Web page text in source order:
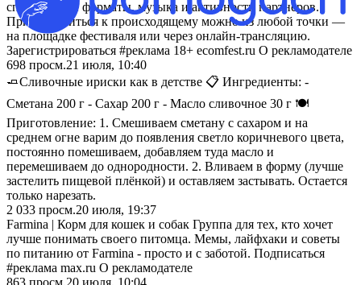
специальные форматы, музыка и активности партнёров.
Присоединиться к происходящему можно из любой точки —
на площадке фестиваля или через онлайн-трансляцию.
Зарегистрироваться #реклама 18+ ecomfest.ru О рекламодателе
698 просм.21 июля, 10:40
🧈Сливочные ириски как в детстве 📋 Ингредиенты: -
Сметана 200 г - Сахар 200 г - Масло сливочное 30 г 🍽️
Приготовление: 1. Смешиваем сметану с сахаром и на
среднем огне варим до появления светло коричневого цвета,
постоянно помешиваем, добавляем туда масло и
перемешиваем до однородности. 2. Вливаем в форму (лучше
застелить пищевой плёнкой) и оставляем застывать. Остается
только нарезать.
2 033 просм.20 июля, 19:37
Farmina | Корм для кошек и собак Группа для тех, кто хочет
лучше понимать своего питомца. Мемы, лайфхаки и советы
по питанию от Farmina - просто и с заботой. Подписаться
#реклама max.ru О рекламодателе
863 просм.20 июля, 10:04